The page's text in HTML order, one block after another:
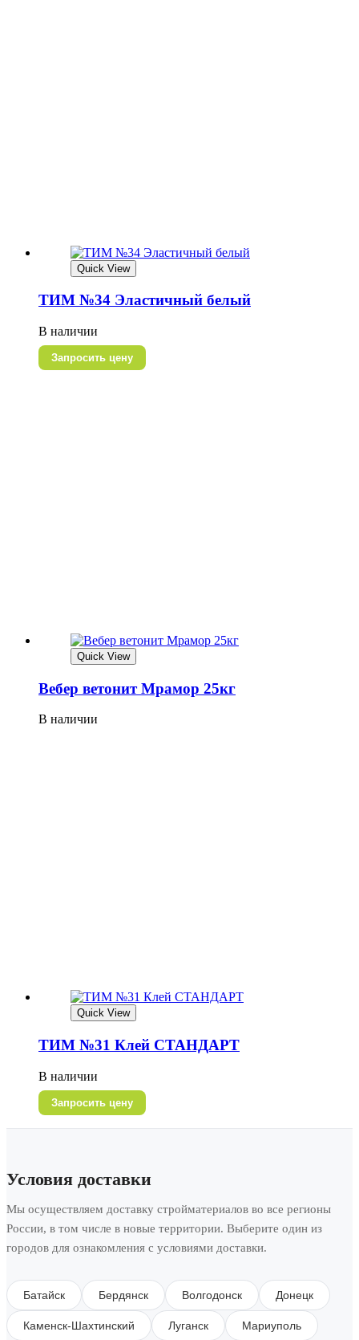
Quick View
ТИМ №34 Эластичный белый
В наличии
Запросить цену
Quick View
Вебер ветонит Мрамор 25кг
В наличии
Quick View
ТИМ №31 Клей СТАНДАРТ
В наличии
Запросить цену
Условия доставки
Мы осуществляем доставку стройматериалов во все регионы
России, в том числе в новые территории. Выберите один из
городов для ознакомления с условиями доставки.
Батайск Бердянск Волгодонск Донецк
Каменск-Шахтинский Луганск Мариуполь